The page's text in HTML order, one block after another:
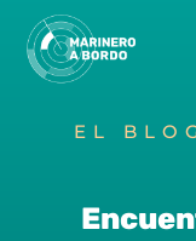
Saltar
contenido
EL